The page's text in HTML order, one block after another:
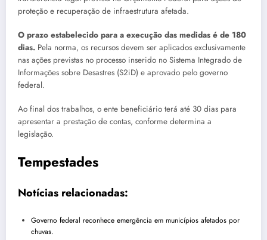
proteção e recuperação de infraestrutura afetada.
O prazo estabelecido para a execução das medidas é de 180
dias. Pela norma, os recursos devem ser aplicados exclusivamente
nas ações previstas no processo inserido no Sistema Integrado de
Informações sobre Desastres (S2iD) e aprovado pelo governo
federal.
Ao final dos trabalhos, o ente beneficiário terá até 30 dias para
apresentar a prestação de contas, conforme determina a
legislação.
Tempestades
Notícias relacionadas:
Governo federal reconhece emergência em municípios afetados por
chuvas.